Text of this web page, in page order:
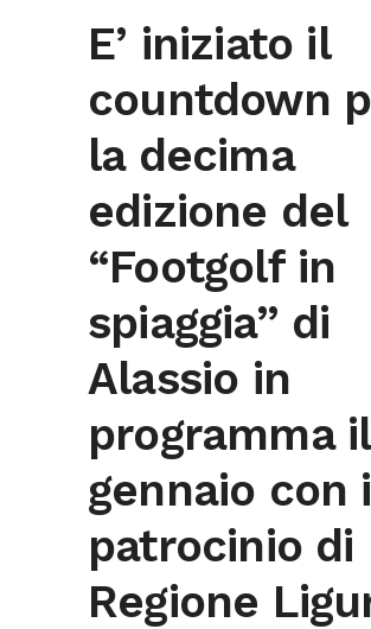
E’ iniziato il
countdown
la decima
edizione del
“Footgolf in
spiaggia” di
Alassio in
programma
gennaio con
patrocinio di
Regione